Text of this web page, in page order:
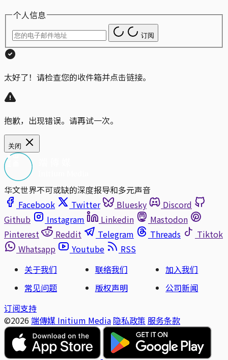
个人信息
订阅
太好了！请检查您的收件箱并点击链接。
抱歉，出现错误。请再试一次。
关闭
华文世界不可或缺的深度报导和多元声音
Facebook
Twitter Bluesky
Discord
Github
Instagram Linkedin
Mastodon
Pinterest
Reddit Telegram Threads
Tiktok
Whatsapp
Youtube
RSS
关于我们
联络我们
加入我们
常见问题
版权声明
公司新闻
订阅支持
©2026 端傳媒 Initium Media 隐私政策 服务条款